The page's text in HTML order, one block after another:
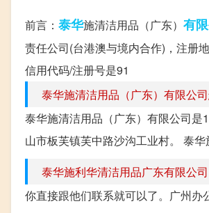
前言： 泰华施清洁用品（广东） 有
责任公司(台港澳与境内合作)，注册
信用代码/注册号是91
泰华施清洁用品（广东）有限公
泰华施清洁用品（广东）有限公司
山市板芙镇芙中路沙沟工业村。 泰
泰华施利华清洁用品广东有限公司
你直接跟他们联系就可以了。广州办